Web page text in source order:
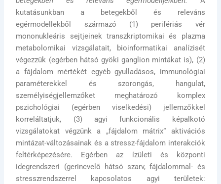
kutatásunkban a betegekből és releváns
egérmodellekből származó (1) perifériás vér
mononukleáris sejtjeinek transzkriptomikai és plazma
metabolomikai vizsgálatait, bioinformatikai analízisét
végezzük (egérben hátsó gyöki ganglion mintákat is), (2)
a fájdalom mértékét egyéb gyulladásos, immunológiai
paraméterekkel és szorongás, hangulat,
személyiségjellemzőket meghatározó komplex
pszichológiai (egérben viselkedési) jellemzőkkel
korreláltatjuk, (3) agyi funkcionális képalkotó
vizsgálatokat végzünk a „fájdalom mátrix” aktivációs
mintázat-változásainak és a stressz-fájdalom interakciók
feltérképezésére. Egérben az ízületi és központi
idegrendszeri (gerincvelő hátsó szarv, fájdalommal- és
stresszrendszerrel kapcsolatos agyi területek: